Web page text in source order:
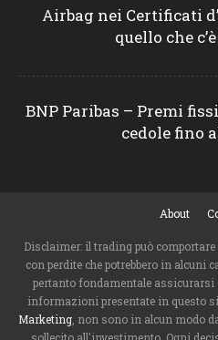
Airbag nei Certificati
quello che
BNP Paribas – Premi
cedole fino
About
Disclaimer: il trading può
con perdite che potrebbero in alcuni
pertanto fondamentale
informazioni presentate in questo
Marketing , non sono in alcun modo